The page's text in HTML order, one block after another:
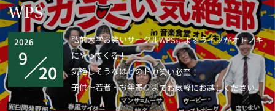
WPS
2026
9
20
弘前大学お笑いサークルWPSによるライブがオトノキ
にやってくる！
気絶しそうなほどのドカ笑い必至！
子供～若者・お年寄りまでお気軽にお越しください。